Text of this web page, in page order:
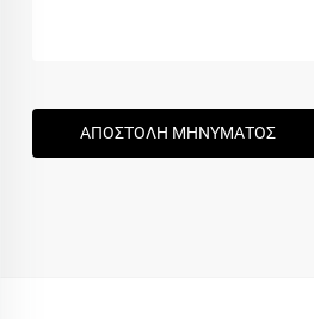
ΑΠΟΣΤΟΛΗ ΜΗΝΥΜΑΤΟΣ